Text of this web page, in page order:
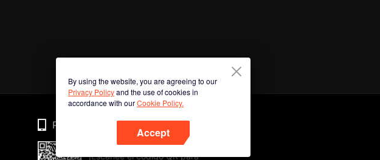
By using the website, you are agreeing to our
Privacy Policyand the use of cookies in
accordance with ourCookie Policy.
Accept
Phone
¡Escanee el código QR para